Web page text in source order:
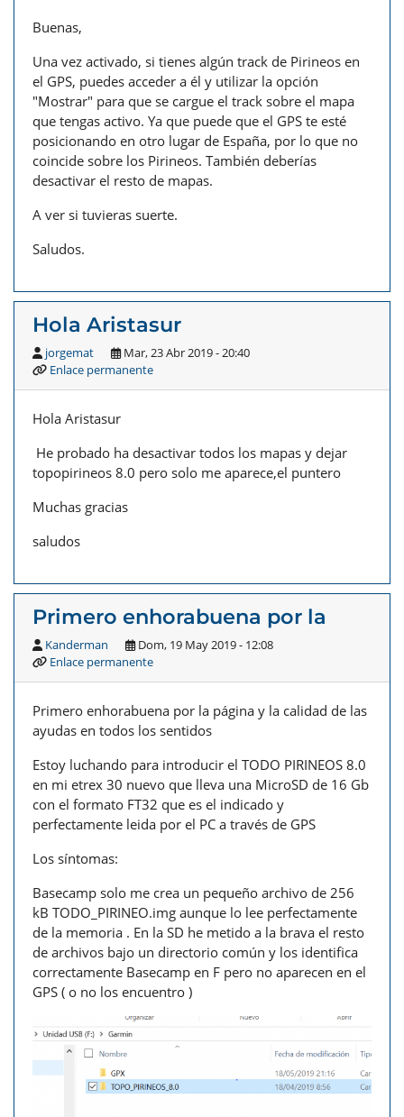
Buenas,
Una vez activado, si tienes algún track de Pirineos en
el GPS, puedes acceder a él y utilizar la opción
"Mostrar" para que se cargue el track sobre el mapa
que tengas activo. Ya que puede que el GPS te esté
posicionando en otro lugar de España, por lo que no
coincide sobre los Pirineos. También deberías
desactivar el resto de mapas.
A ver si tuvieras suerte.
Saludos.
Hola Aristasur
jorgemat
Mar, 23 Abr 2019 - 20:40
Enlace permanente
Hola Aristasur
He probado ha desactivar todos los mapas y dejar
topopirineos 8.0 pero solo me aparece,el puntero
Muchas gracias
saludos
Primero enhorabuena por la
Kanderman
Dom, 19 May 2019 - 12:08
Enlace permanente
Primero enhorabuena por la página y la calidad de las
ayudas en todos los sentidos
Estoy luchando para introducir el TODO PIRINEOS 8.0
en mi etrex 30 nuevo que lleva una MicroSD de 16 Gb
con el formato FT32 que es el indicado y
perfectamente leida por el PC a través de GPS
Los síntomas:
Basecamp solo me crea un pequeño archivo de 256
kB TODO_PIRINEO.img aunque lo lee perfectamente
de la memoria . En la SD he metido a la brava el resto
de archivos bajo un directorio común y los identifica
correctamente Basecamp en F pero no aparecen en el
GPS ( o no los encuentro )